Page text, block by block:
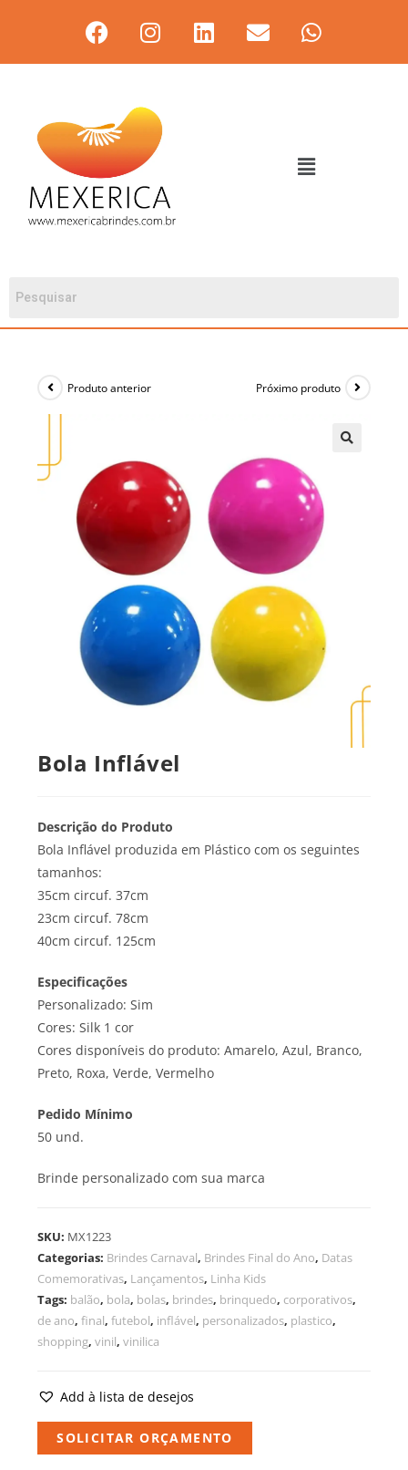
Produto anterior Próximo produto
Bola Inflável
Descrição do Produto
Bola Inflável produzida em Plástico com os seguintes
tamanhos:
35cm circuf. 37cm
23cm circuf. 78cm
40cm circuf. 125cm
Especificações
Personalizado: Sim
Cores: Silk 1 cor
Cores disponíveis do produto: Amarelo, Azul, Branco,
Preto, Roxa, Verde, Vermelho
Pedido Mínimo
50 und.
Brinde personalizado com sua marca
SKU: MX1223
Categorias: Brindes Carnaval, Brindes Final do Ano, Datas
Comemorativas, Lançamentos, Linha Kids
Tags: balão, bola, bolas, brindes, brinquedo, corporativos,
de ano,final,futebol, inflável, personalizados, plastico,
shopping,vinil,vinilica
Add à lista de desejos
SOLICITAR ORÇAMENTO